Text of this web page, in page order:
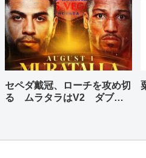
セペダ戴冠、ローチを攻め切
る ムラタラはV2 ダブル